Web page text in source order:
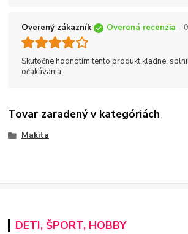
Overený zákazník Overená recenzia -
Skutočne hodnotím tento produkt kladne,
očakávania.
Tovar zaradený v kategóriách
Makita
DETI, ŠPORT, HOBBY